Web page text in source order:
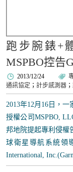
跑步腕錶+
MSPBO控告
2013/12/24
通訊協定 ；計步感測器 ；
2013年12月16日，
授權公司MSPBO,
邦地院提起專利侵權
球衛星導航系統領
International,